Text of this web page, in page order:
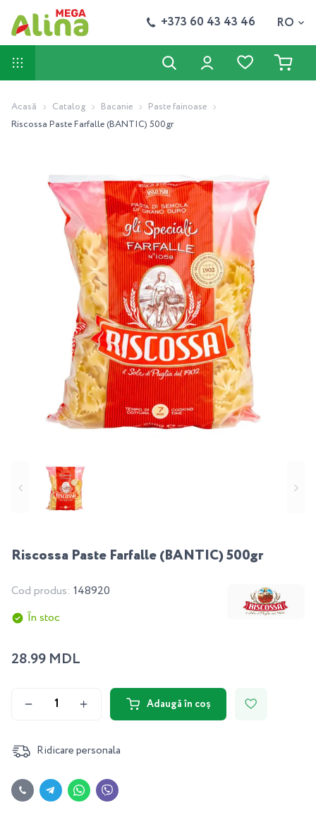
+373 60 43 43 46 RO
Acasă Catalog Bacanie
Paste fainoase
Riscossa Paste Farfalle (BANTIC) 500gr
Riscossa Paste Farfalle (BANTIC) 500gr
Cod produs: 148920
În stoc
28.99 MDL
Adaugă în coș
Ridicare personala